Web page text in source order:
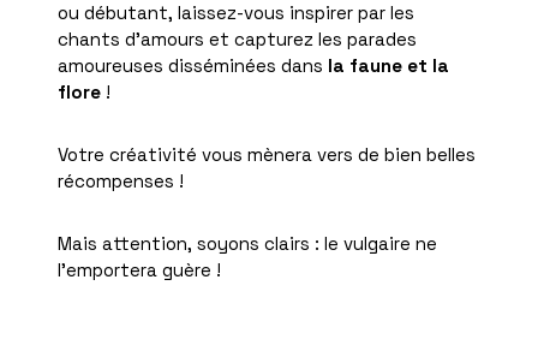
ou débutant, laissez-vous inspirer par les
chants d’amours et capturez les parades
amoureuses disséminées dans la faune et la
flore !
Votre créativité vous mènera vers de bien belles
récompenses !
Mais attention, soyons clairs : le vulgaire ne
l’emportera guère !